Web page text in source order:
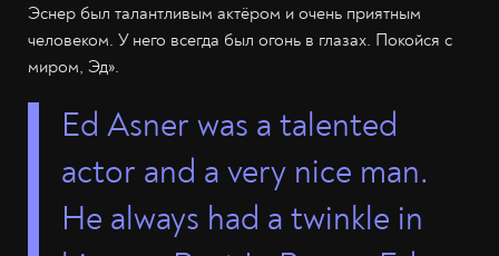
Эснер был талантливым актёром и очень приятным
человеком. У него всегда был огонь в глазах. Покойся с
миром, Эд».
Ed Asner was a talented
actor and a very nice man.
He always had a twinkle in